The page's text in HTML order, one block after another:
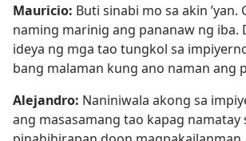
Mauricio: Buti sinabi mo sa akin ’yan.
naming marinig ang pananaw ng iba.
ideya ng mga tao tungkol sa
bang malaman kung ano naman ang
Alejandro: Naniniwala akong sa
ang masasamang tao kapag namatay